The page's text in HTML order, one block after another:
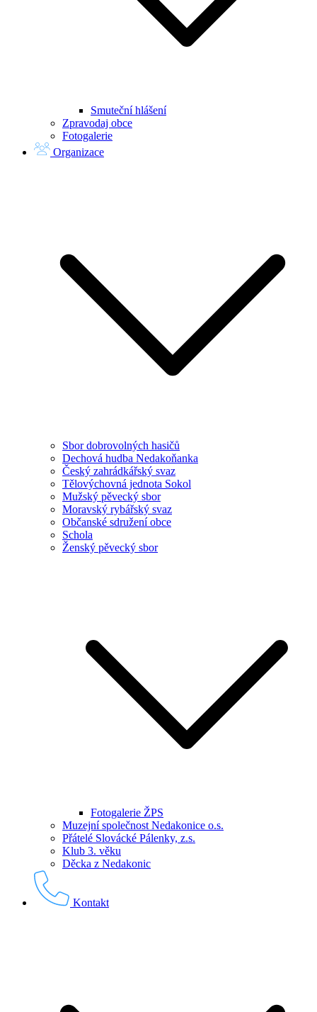
Smuteční hlášení
Zpravodaj obce
Fotogalerie
Organizace
Sbor dobrovolných hasičů
Dechová hudba Nedakoňanka
Český zahrádkářský svaz
Tělovýchovná jednota Sokol
Mužský pěvecký sbor
Moravský rybářský svaz
Občanské sdružení obce
Schola
Ženský pěvecký sbor
Fotogalerie ŽPS
Muzejní společnost Nedakonice o.s.
Přátelé Slovácké Pálenky, z.s.
Klub 3. věku
Děcka z Nedakonic
Kontakt